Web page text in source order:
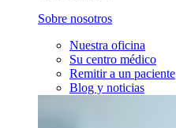
Sobre nosotros
Nuestra oficina
Su centro médico
Remitir a un paciente
Blog y noticias